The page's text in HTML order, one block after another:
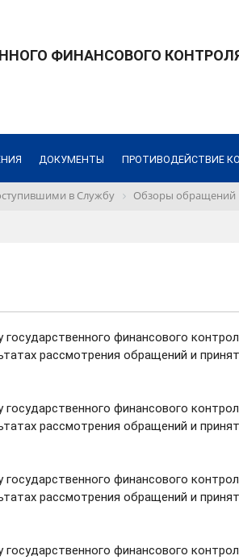
ФИНАНСОВОГО
ДОКУМЕНТЫ ПРОТИВОДЕЙСТВИЕ
в Службу Обзоры обращений
финансового
рассмотрения обращений и
финансового
рассмотрения обращений и
финансового
рассмотрения обращений и
финансового